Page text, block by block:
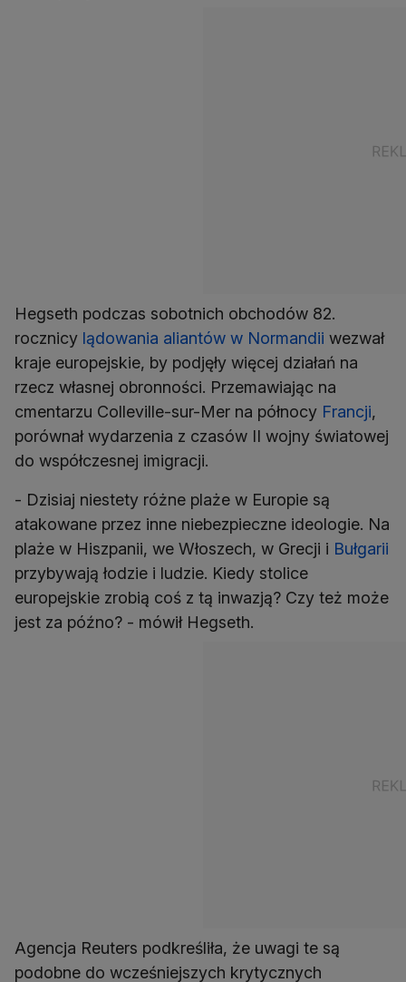
Hegseth podczas sobotnich obchodów 82.
rocznicy lądowania aliantów w Normandii wezwał
kraje europejskie, by podjęły więcej działań na
rzecz własnej obronności. Przemawiając na
cmentarzu Colleville-sur-Mer na północy Francji,
porównał wydarzenia z czasów II wojny światowej
do współczesnej imigracji.
- Dzisiaj niestety różne plaże w Europie są
atakowane przez inne niebezpieczne ideologie. Na
plaże w Hiszpanii, we Włoszech, w Grecji i Bułgarii
przybywają łodzie i ludzie. Kiedy stolice
europejskie zrobią coś z tą inwazją? Czy też może
jest za późno? - mówił Hegseth.
Agencja Reuters podkreśliła, że uwagi te są
podobne do wcześniejszych krytycznych